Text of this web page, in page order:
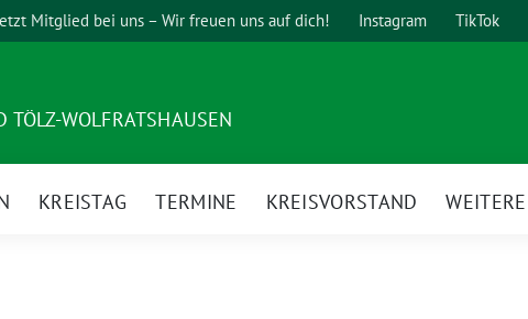
Mitglied bei uns – Wir freuen uns auf dich! Instagram TikTok
WOLFRATSHAUSEN
KREISTAG TERMINE KREISVORSTAND